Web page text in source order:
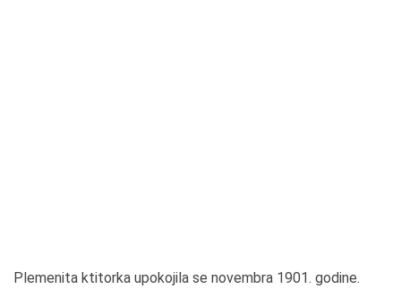
Plemenita ktitorka upokojila se novembra 1901. godine.